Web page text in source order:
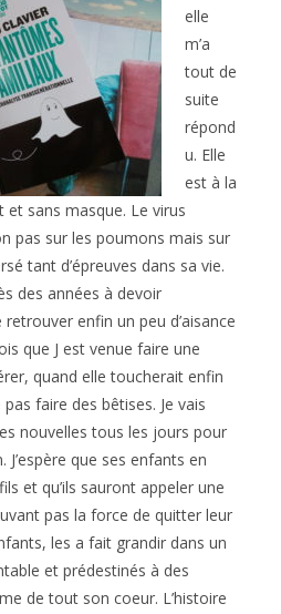
elle
m’a
tout de
suite
répond
u. Elle
est à la
sans masque. Le virus
pas sur les poumons mais sur
tant d’épreuves dans sa vie.
des années à devoir
enfin un peu d’aisance
que J est venue faire une
quand elle toucherait enfin
faire des bêtises. Je vais
nouvelles tous les jours pour
J’espère que ses enfants en
et qu’ils sauront appeler une
pas la force de quitter leur
les a fait grandir dans un
et prédestinés à des
de tout son coeur. L’histoire